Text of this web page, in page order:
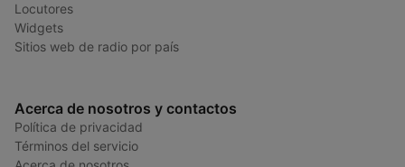
Locutores
Widgets
Sitios web de radio por país
Acerca de nosotros y contactos
Política de privacidad
Términos del servicio